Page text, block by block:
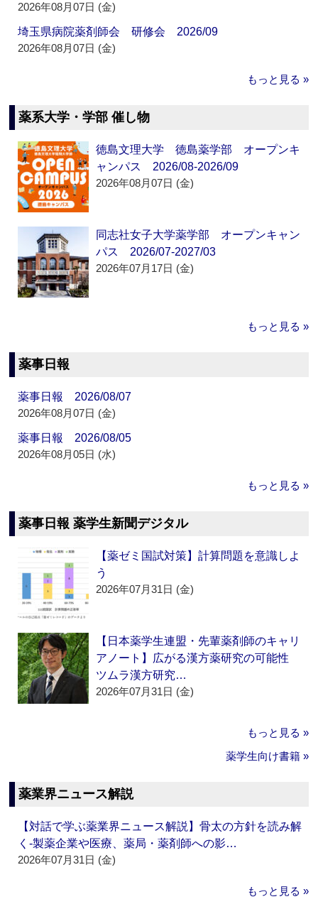
2026年08月07日 (金)
埼玉県病院薬剤師会 研修会 2026/09
2026年08月07日 (金)
もっと見る »
薬系大学・学部 催し物
徳島文理大学 徳島薬学部 オープンキ
ャンパス 2026/08-2026/09
2026年08月07日 (金)
同志社女子大学薬学部 オープンキャン
パス 2026/07-2027/03
2026年07月17日 (金)
もっと見る »
薬事日報
薬事日報 2026/08/07
2026年08月07日 (金)
薬事日報 2026/08/05
2026年08月05日 (水)
もっと見る »
薬事日報 薬学生新聞デジタル
【薬ゼミ国試対策】計算問題を意識しよ
う
2026年07月31日 (金)
【日本薬学生連盟・先輩薬剤師のキャリ
アノート】広がる漢方薬研究の可能性
ツムラ漢方研究…
2026年07月31日 (金)
もっと見る »
薬学生向け書籍 »
薬業界ニュース解説
【対話で学ぶ薬業界ニュース解説】骨太の方針を読み解
く‐製薬企業や医療、薬局・薬剤師への影…
2026年07月31日 (金)
もっと見る »